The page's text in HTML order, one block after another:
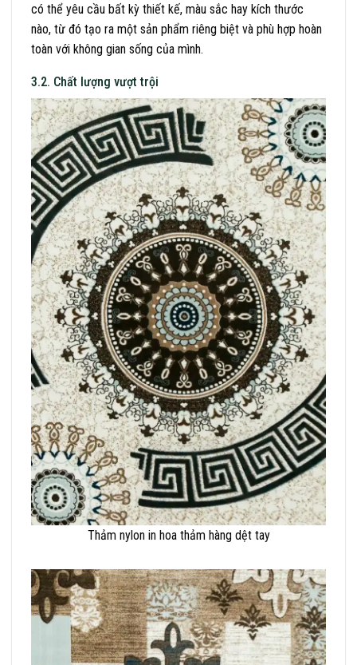
có thể yêu cầu bất kỳ thiết kế, màu sắc hay kích thước
nào, từ đó tạo ra một sản phẩm riêng biệt và phù hợp hoàn
toàn với không gian sống của mình.
3.2. Chất lượng vượt trội
Thảm nylon in hoa thảm hàng dệt tay